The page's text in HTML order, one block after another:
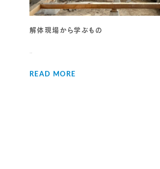
解体現場から学ぶもの
..
READ MORE